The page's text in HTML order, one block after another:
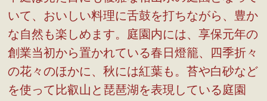
いて、おいしい料理に舌鼓を打ちながら、豊か
な自然も楽しめます。庭園内には、享保元年の
創業当初から置かれている春日燈籠、四季折々
の花々のほかに、秋には紅葉も。苔や白砂など
を使って比叡山と琵琶湖を表現している庭園